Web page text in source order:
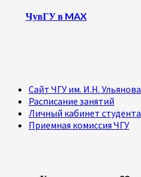
ЧувГУ в MAX
Сайт ЧГУ им. И.Н. Ульянова
Расписание занятий
Личный кабинет студента
Приемная комиссия ЧГУ